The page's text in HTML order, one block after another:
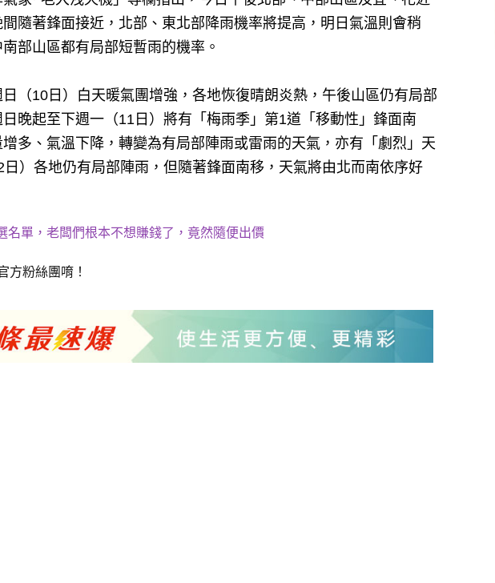
隨著鋒面接近，北部、東北部降雨機率將提高，明日氣溫則會稍
部山區都有局部短暫雨的機率。
（10日）白天暖氣團增強，各地恢復晴朗炎熱，午後山區仍有局部
晚起至下週一（11日）將有「梅雨季」第1道「移動性」鋒面南
增多、氣溫下降，轉變為有局部陣雨或雷雨的天氣，亦有「劇烈」天
）各地仍有局部陣雨，但隨著鋒面南移，天氣將由北而南依序好
名單，老闆們根本不想賺錢了，竟然隨便出價
方粉絲團唷！